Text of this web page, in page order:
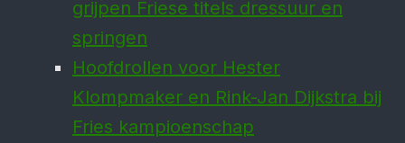
grijpen Friese titels dressuur en
springen
Hoofdrollen voor Hester
Klompmaker en Rink-Jan Dijkstra bij
Fries kampioenschap